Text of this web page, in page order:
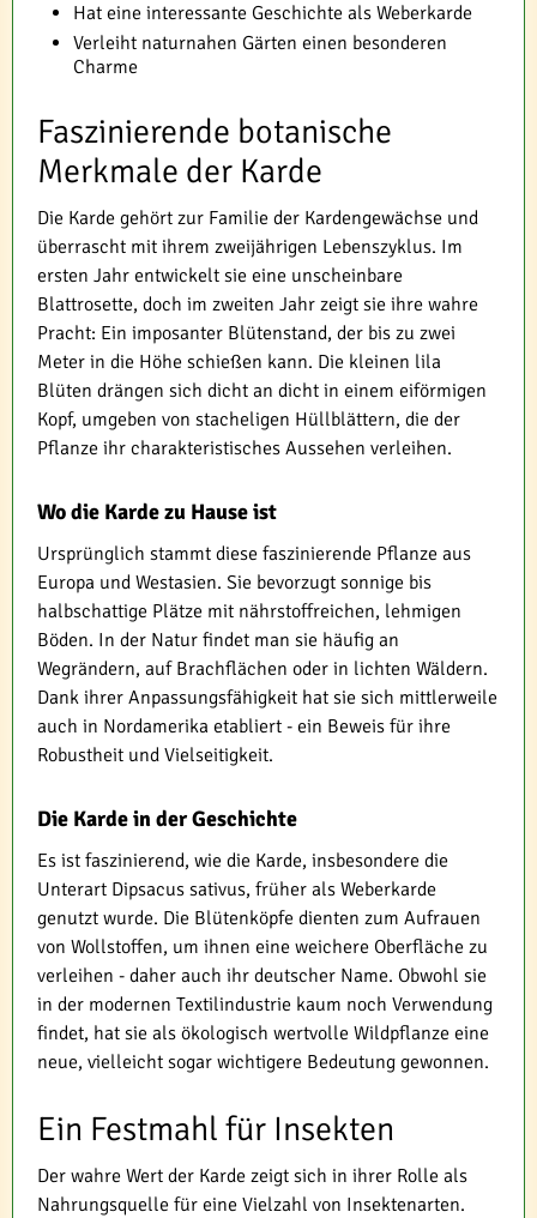
Hat eine interessante Geschichte als Weberkarde
Verleiht naturnahen Gärten einen besonderen
Charme
Faszinierende botanische
Merkmale der Karde
Die Karde gehört zur Familie der Kardengewächse und
überrascht mit ihrem zweijährigen Lebenszyklus. Im
ersten Jahr entwickelt sie eine unscheinbare
Blattrosette, doch im zweiten Jahr zeigt sie ihre wahre
Pracht: Ein imposanter Blütenstand, der bis zu zwei
Meter in die Höhe schießen kann. Die kleinen lila
Blüten drängen sich dicht an dicht in einem eiförmigen
Kopf, umgeben von stacheligen Hüllblättern, die der
Pflanze ihr charakteristisches Aussehen verleihen.
Wo die Karde zu Hause ist
Ursprünglich stammt diese faszinierende Pflanze aus
Europa und Westasien. Sie bevorzugt sonnige bis
halbschattige Plätze mit nährstoffreichen, lehmigen
Böden. In der Natur findet man sie häufig an
Wegrändern, auf Brachflächen oder in lichten Wäldern.
Dank ihrer Anpassungsfähigkeit hat sie sich mittlerweile
auch in Nordamerika etabliert - ein Beweis für ihre
Robustheit und Vielseitigkeit.
Die Karde in der Geschichte
Es ist faszinierend, wie die Karde, insbesondere die
Unterart Dipsacus sativus, früher als Weberkarde
genutzt wurde. Die Blütenköpfe dienten zum Aufrauen
von Wollstoffen, um ihnen eine weichere Oberfläche zu
verleihen - daher auch ihr deutscher Name. Obwohl sie
in der modernen Textilindustrie kaum noch Verwendung
findet, hat sie als ökologisch wertvolle Wildpflanze eine
neue, vielleicht sogar wichtigere Bedeutung gewonnen.
Ein Festmahl für Insekten
Der wahre Wert der Karde zeigt sich in ihrer Rolle als
Nahrungsquelle für eine Vielzahl von Insektenarten.